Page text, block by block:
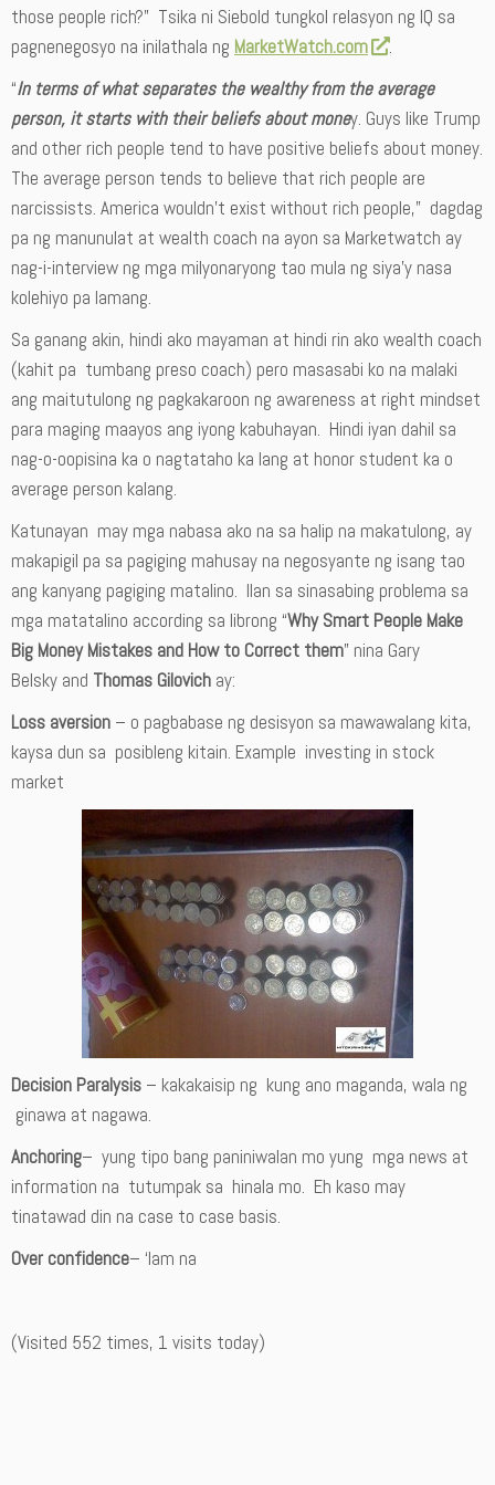
those people rich?” Tsika ni Siebold tungkol relasyon ng IQ sa
pagnenegosyo na inilathala ng MarketWatch.com
.
“In terms of what separates the wealthy from the average
person, it starts with their beliefs about money. Guys like Trump
and other rich people tend to have positive beliefs about money.
The average person tends to believe that rich people are
narcissists. America wouldn’t exist without rich people,” dagdag
pa ng manunulat at wealth coach na ayon sa Marketwatch ay
nag-i-interview ng mga milyonaryong tao mula ng siya’y nasa
kolehiyo pa lamang.
Sa ganang akin, hindi ako mayaman at hindi rin ako wealth coach
(kahit pa tumbang preso coach) pero masasabi ko na malaki
ang maitutulong ng pagkakaroon ng awareness at right mindset
para maging maayos ang iyong kabuhayan. Hindi iyan dahil sa
nag-o-oopisina ka o nagtataho ka lang at honor student ka o
average person kalang.
Katunayan may mga nabasa ako na sa halip na makatulong, ay
makapigil pa sa pagiging mahusay na negosyante ng isang tao
ang kanyang pagiging matalino. Ilan sa sinasabing problema sa
mga matatalino according sa librong “Why Smart People Make
Big Money Mistakes and How to Correct them” nina Gary
Belsky and Thomas Gilovich ay:
Loss aversion – o pagbabase ng desisyon sa mawawalang kita,
kaysa dun sa posibleng kitain. Example investing in stock
market
Decision Paralysis – kakakaisip ng kung ano maganda, wala ng
ginawa at nagawa.
Anchoring– yung tipo bang paniniwalan mo yung mga news at
information na tutumpak sa hinala mo. Eh kaso may
tinatawad din na case to case basis.
Over confidence– ‘lam na
(Visited 552 times, 1 visits today)